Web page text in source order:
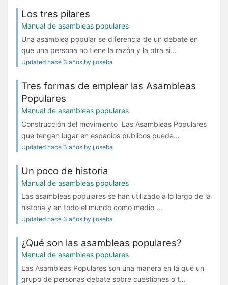
Los tres pilares
Manual de asambleas populares
Una asamblea popular se diferencia de un debate en
que una persona no tiene la razón y la otra si...
Updated hace 3 años by jjoseba
Tres formas de emplear las Asambleas
Populares
Manual de asambleas populares
Construcción del movimiento Las Asambleas Populares
que tengan lugar en espacios públicos puede...
Updated hace 3 años by jjoseba
Un poco de historia
Manual de asambleas populares
Las asambleas populares se han utilizado a lo largo de la
historia y en todo el mundo como medio ...
Updated hace 3 años by jjoseba
¿Qué son las asambleas populares?
Manual de asambleas populares
Las Asambleas Populares son una manera en la que un
grupo de personas debate sobre cuestiones o t...